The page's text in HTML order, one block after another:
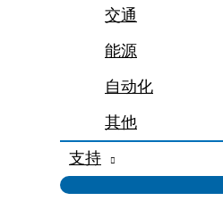
交通
能源
自动化
其他
支持